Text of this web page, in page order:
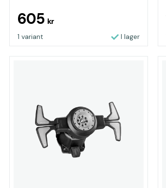
605 kr
1 variant I lager